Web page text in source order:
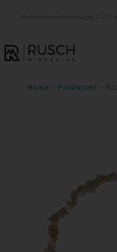
inhoud
Minimale bestelwaarde €150
Home Producten